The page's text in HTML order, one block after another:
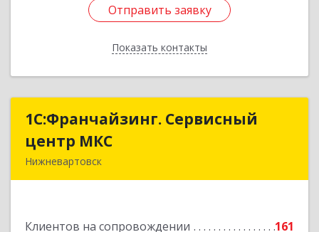
Отправить заявку
Показать контакты
Отправить заявку
Назад
1С:Франчайзинг. Сервисный
центр МКС
Нижневартовск
Клиентов на сопровождении
161
1С:Франчайзинг. Сервисный